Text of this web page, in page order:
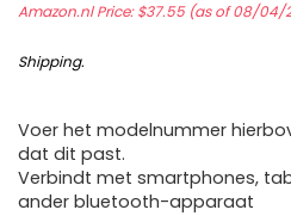
Amazon.nl Price:$37.55(as of 08/04/
Shipping.
Voer het modelnummer
dat dit past.
Verbindt met smartphones,
ander bluetooth-apparaat